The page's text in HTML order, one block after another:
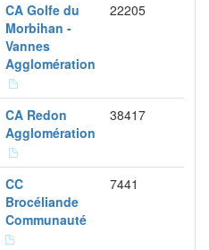
CA Golfe du
Morbihan -
Vannes
Agglomération
22205
CA Redon
Agglomération
38417
CC
Brocéliande
Communauté
7441